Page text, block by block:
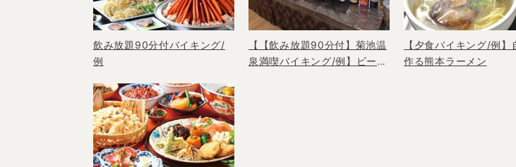
飲み放題90分付バイキング/
例
【【飲み放題90分付】菊池温
泉満喫バイキング/例】ビール
【夕食バイキング/例】
作る熊本ラーメン